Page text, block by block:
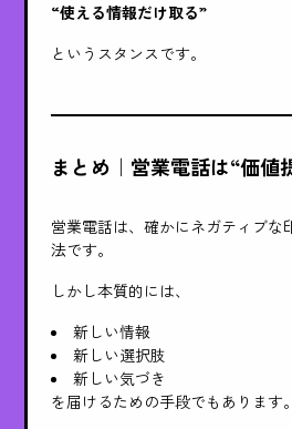
“使える情報だけ取る”
というスタンスです。
まとめ｜営業電話は“価値
営業電話は、確かにネガティブな
法です。
しかし本質的には、
新しい情報
新しい選択肢
新しい気づき
を届けるための手段でもあります。